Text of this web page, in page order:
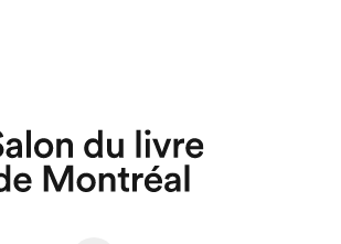
Que cherchez-vous?